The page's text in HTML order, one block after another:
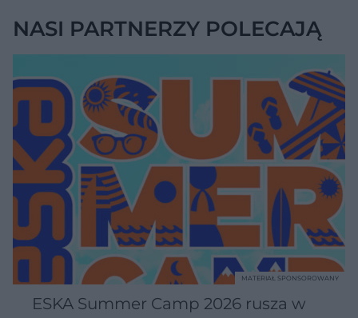
NASI PARTNERZY POLECAJĄ
ESKA Summer Camp 2026 rusza w
MATERIAŁ SPONSOROWANY